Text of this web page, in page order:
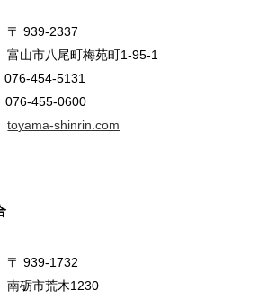
939-2337
尾町梅苑町1-95-1
5131
0600
toyama-shinrin.com
939-1732
荒木1230